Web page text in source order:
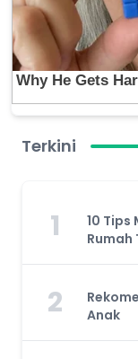
Terkini
1
10
Rumah
2
Anak